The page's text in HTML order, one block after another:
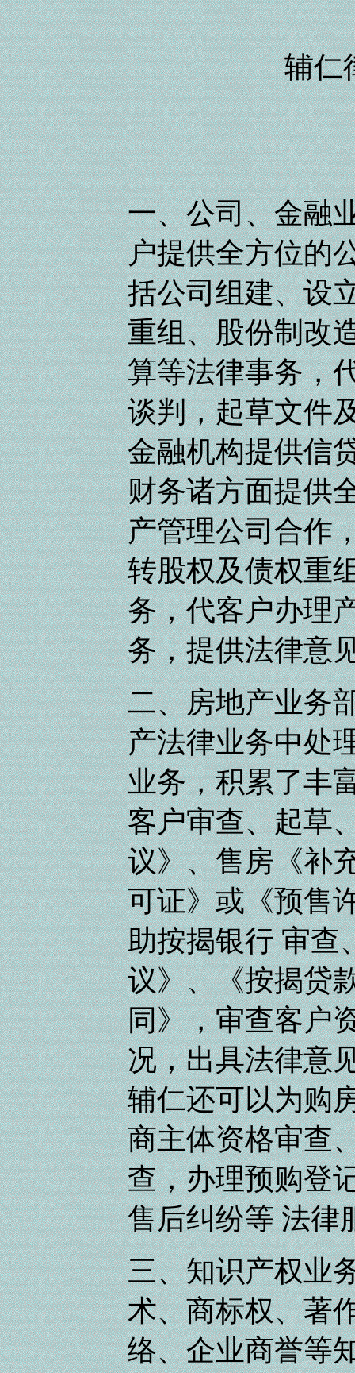
辅仁
一、公司、金融
户提供全方位的
括公司组建、设
重组、股份制改
算等法律事务，
谈判，起草文件
金融机构提供信
财务诸方面提供
产管理公司合作
转股权及债权重
务，代客户办理
务，提供法律意
二、房地产业务
产法律业务中处
业务，积累了丰
客户审查、起草
议》、售房《补
可证》或《预售
助按揭银行 审查
议》、《按揭贷
同》，审查客户
况，出具法律意
辅仁还可以为购
商主体资格审查
查，办理预购登
售后纠纷等 法律
三、知识产权业
术、商标权、著
络、企业商誉等